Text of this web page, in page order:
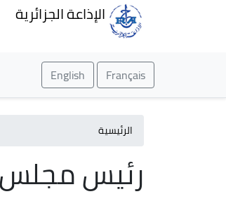
الإذاعة الجزائرية
Français
English
الرئيسية
رئيس مجلس